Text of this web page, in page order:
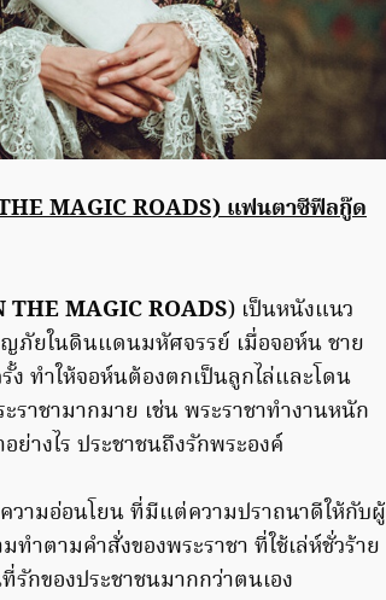
MAGIC ROADS) แฟนตาซีฟีลกู๊ด
THE MAGIC ROADS) เป็นหนังแนว
ภัยในดินแดนมหัศจรรย์ เมื่อจอห์น ชาย
ทำให้จอห์นต้องตกเป็นลูกไล่และโดน
าชามากมาย เช่น พระราชาทำงานหนัก
ย่างไร ประชาชนถึงรักพระองค์
วามอ่อนโยน ที่มีแต่ความปราถนาดีให้กับผู้
ทำตามคำสั่งของพระราชา ที่ใช้เล่ห์ชั่วร้าย
กของประชาชนมากกว่าตนเอง